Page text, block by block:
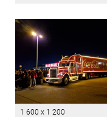
1 600 x 1 200